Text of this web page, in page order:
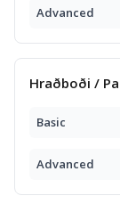
Advanced
Hraðboði /
Basic
Advanced